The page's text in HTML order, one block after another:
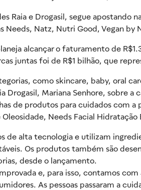
Raia e Drogasil, segue apostando
Needs, Natz, Nutri Good, Vegan
alcançar o faturamento de
juntas foi de R$1 bilhão, que
como skincare, baby, oral
Drogasil, Mariana Senhore, sobre
de produtos para cuidados com
Needs Facial
de alta tecnologia e utilizam
Os produtos também são
desde o lançamento.
e, para isso, contamos
As pessoas passaram a